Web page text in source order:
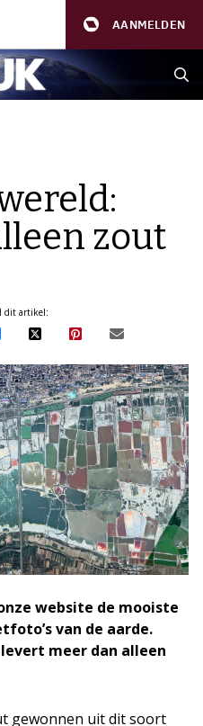
AANMELDEN
zout
dit artikel:
website de mooiste
van de aarde.
meer dan alleen
gewonnen uit dit soort